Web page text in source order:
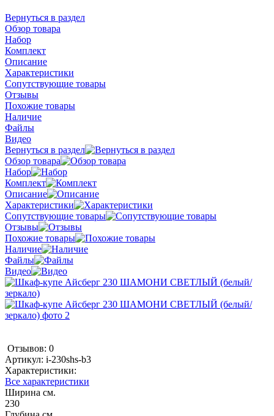
Вернуться в раздел
Обзор товара
Набор
Комплект
Описание
Характеристики
Сопутствующие товары
Отзывы
Похожие товары
Наличие
Файлы
Видео
Вернуться в раздел
Обзор товара
Набор
Комплект
Описание
Характеристики
Сопутствующие товары
Отзывы
Похожие товары
Наличие
Файлы
Видео
Отзывов: 0
Артикул: i-230shs-b3
Характеристики:
Все характеристики
Ширина см.
230